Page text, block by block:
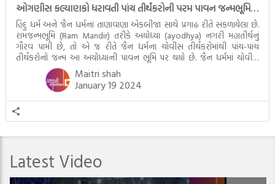
ઓગણીસ કલ્યાણકો ધરાવતી પાંચ તીર્થંકરોની પરમ પાવન જન્મભૂમિ – અયોધ્યા (Ayodhya)
હિંદુ ધર્મ અને જૈન ધર્મનાં તાણાવાણા એકબીજા સાથે પ્રગાઢ રીતે સંકળાયેલા છે.
રામજન્મભૂમિ (Ram Mandir) તરીકે અયોધ્યા (ayodhya) નગરી મહાતીર્થનું
ગૌરવ પામી છે, તો એ જ રીતે જૈન ધર્મના ચોવીસ તીર્થંકરોમાંથી પાંચ-પાંચ
તીર્થંકરોનો જન્મ આ અયોધ્યાની પાવન ભૂમિ પર થયો છે. જૈન ધર્મમાં ચોવીસ
તીર્થંકરોમાંથી પાંચ-પાંચ તીર્થંકરોનાં કલ્યાણકો અહીં આવ્યાં છે. દરેક તીર્થંકરના
જીવનની ચ્યવન(માતાના […]
Maitri shah
January 19 2024
Latest Video